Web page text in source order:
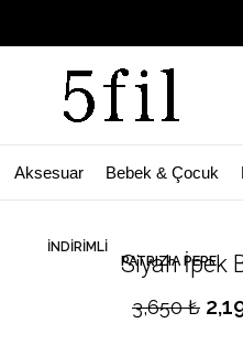
Aksesuar Bebek & Çocuk
İNDIRIMLI
PATRIZIA PEPE
Siyah İpek
3,650₺